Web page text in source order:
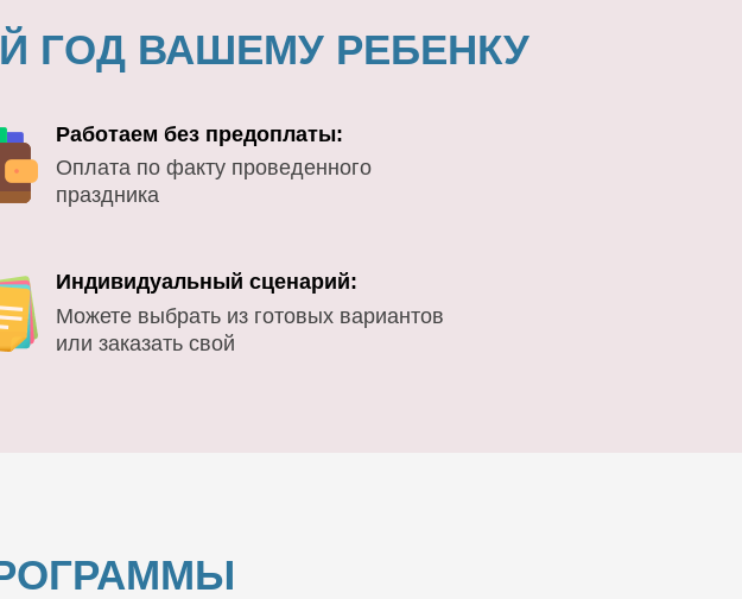
ГОД ВАШЕМУ РЕБЕНКУ
Работаем без предоплаты:
Оплата по факту проведенного
праздника
Индивидуальный сценарий:
Можете выбрать из готовых вариантов
или заказать свой